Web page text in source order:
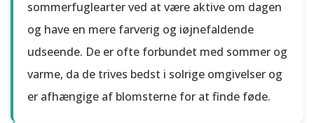
sommerfuglearter ved at være aktive om dagen
og have en mere farverig og iøjnefaldende
udseende. De er ofte forbundet med sommer og
varme, da de trives bedst i solrige omgivelser og
er afhængige af blomsterne for at finde føde.